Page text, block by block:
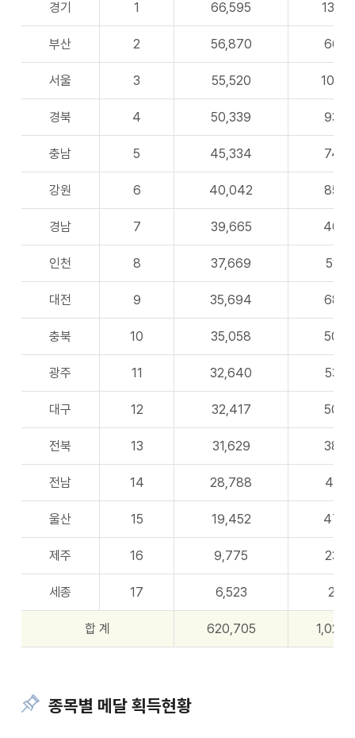
경기 1 66,595 138
부산 2 56,870 66
서울 3 55,520 109
경북 4 50,339 93
충남 5 45,334 74
강원 6 40,042 85
경남 7 39,665 40
인천 8 37,669 51
대전 9 35,694 68
충북 10 35,058 50
광주 11 32,640 53
대구 12 32,417 50
전북 13 31,629 38
전남 14 28,788 41
울산 15 19,452 47
제주 16 9,775 23
세종 17 6,523 2
합 계 620,705 1,028
종목별 메달 획득현황